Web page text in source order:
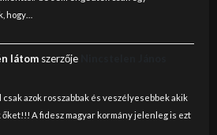
hogy…
látomszerzője
azok rosszabbak és veszélyesebbek akik
A fidesz magyar kormány jelenleg is ezt